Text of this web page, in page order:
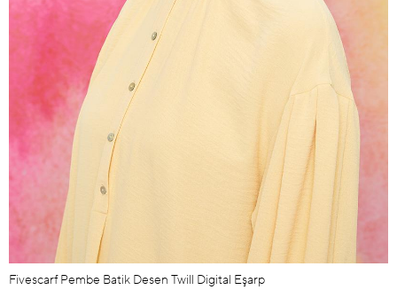
Fivescarf Pembe Batik Desen Twill Digital Eşarp